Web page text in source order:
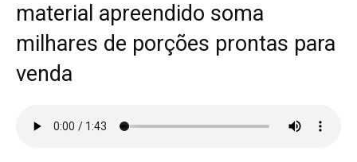
material apreendido soma
milhares de porções prontas para
venda